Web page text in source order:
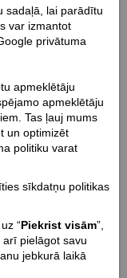
sadaļā, lai parādītu
var izmantot
privātuma
apmeklētāju
apmeklētāju
Tas ļauj mums
un optimizēt
politiku varat
sīkdatņu politikas
“Piekrist visām”,
arī pielāgot savu
jebkurā laikā